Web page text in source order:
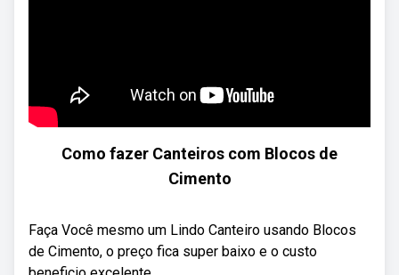
Como fazer Canteiros com Blocos de
Cimento
Faça Você mesmo um Lindo Canteiro usando Blocos
de Cimento, o preço fica super baixo e o custo